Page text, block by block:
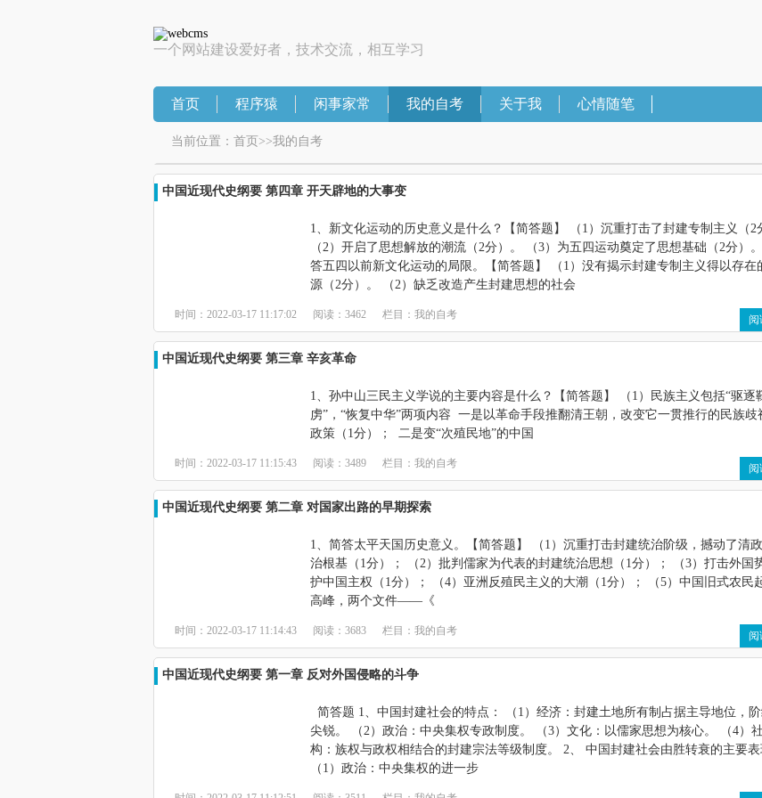
一个网站建设爱好者，技术交流，相互学习
首页 程序猿 闲事家常 我的自考 关于我 心情随笔
当前位置： 首页 >>我的自考
中国近现代史纲要 第四章 开天辟地的大事变
1、新文化运动的历史意义是什么？【简答题】 （1）沉重打击了封建专制主义（2
（2）开启了思想解放的潮流（2分）。 （3）为五四运动奠定了思想基础（2分）
答五四以前新文化运动的局限。【简答题】 （1）没有揭示封建专制主义得以存在
源（2分）。 （2）缺乏改造产生封建思想的社会
时间：2022-03-17 11:17:02 阅读：3462 栏目： 我的自考 阅
中国近现代史纲要 第三章 辛亥革命
1、孙中山三民主义学说的主要内容是什么？【简答题】 （1）民族主义包括“驱逐
虏”，“恢复中华”两项内容 一是以革命手段推翻清王朝，改变它一贯推行的民族歧
政策（1分）； 二是变“次殖民地”的中国
时间：2022-03-17 11:15:43 阅读：3489 栏目： 我的自考 阅
中国近现代史纲要 第二章 对国家出路的早期探索
1、简答太平天国历史意义。【简答题】 （1）沉重打击封建统治阶级，撼动了清
治根基（1分）； （2）批判儒家为代表的封建统治思想（1分）； （3）打击外国
护中国主权（1分）； （4）亚洲反殖民主义的大潮（1分）； （5）中国旧式农民
高峰，两个文件——《
时间：2022-03-17 11:14:43 阅读：3683 栏目： 我的自考 阅
中国近现代史纲要 第一章 反对外国侵略的斗争
简答题 1、中国封建社会的特点： （1）经济：封建土地所有制占据主导地位，
尖锐。 （2）政治：中央集权专政制度。 （3）文化：以儒家思想为核心。 （4）
构：族权与政权相结合的封建宗法等级制度。 2、 中国封建社会由胜转衰的主要表
（1）政治：中央集权的进一步